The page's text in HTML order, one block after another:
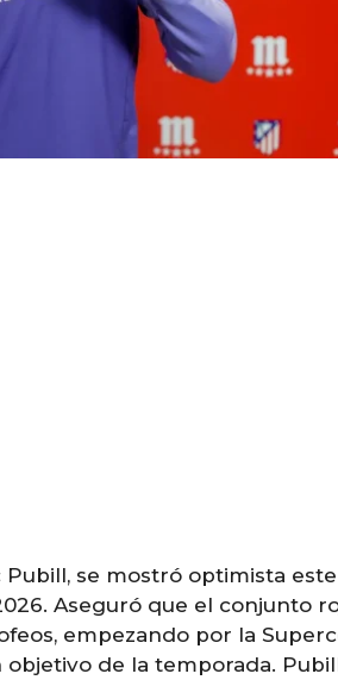
se mostró optimista
Aseguró que el conjunto
empezando por la
de la temporada.